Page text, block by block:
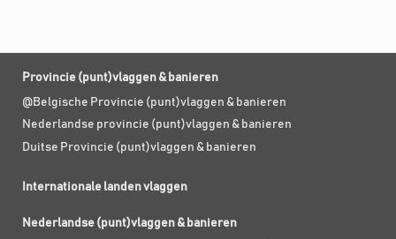
Provincie (punt)vlaggen & banieren
@Belgische Provincie (punt)vlaggen & banieren
Nederlandse provincie (punt)vlaggen & banieren
Duitse Provincie (punt)vlaggen & banieren
Internationale landen vlaggen
Nederlandse (punt)vlaggen & banieren